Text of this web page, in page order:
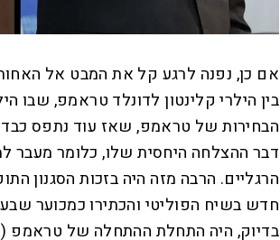
אם כן, נפנה לרגע קל את המבט אל
בין הילרי קלינטון לדונלד טראמפ, שבו
הבחירות של טראמפ, שאז עוד נתפס
דבר ההצלחה היחסית שלו, כלומר מעבר
הרגליים. הרבה מזה היה בזכות הסגנון
חדש בשיח הפוליטי והכתירו כמכוער
בדיוק, היה התחלת ההתחלה של טראמפ